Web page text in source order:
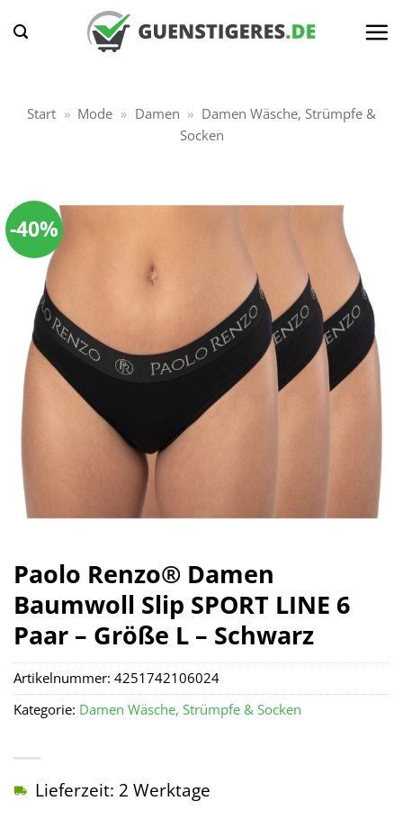
Inhalt
Start » Mode » Damen » Damen Wäsche, Strümpfe &
Socken
-40%
Paolo Renzo® Damen
Baumwoll Slip SPORT LINE 6
Paar – Größe L – Schwarz
Lieferzeit: 2 Werktage
Artikelnummer: 4251742106024
Kategorie: Damen Wäsche, Strümpfe & Socken